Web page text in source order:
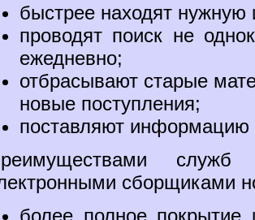
быстрее находят
проводят поиск не
ежедневно;
отбрасывают старые
новые поступления;
поставляют информацию
сборщиками
более полное